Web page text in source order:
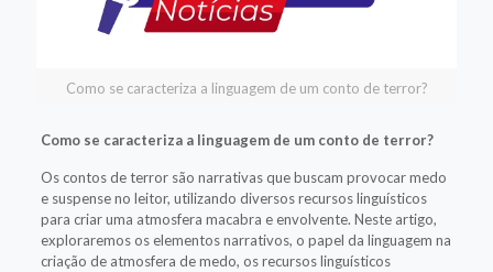
Como se caracteriza a linguagem de um conto de terror?
Como se caracteriza a linguagem de um conto de terror?
Os contos de terror são narrativas que buscam provocar medo
e suspense no leitor, utilizando diversos recursos linguísticos
para criar uma atmosfera macabra e envolvente. Neste artigo,
exploraremos os elementos narrativos, o papel da linguagem na
criação de atmosfera de medo, os recursos linguísticos